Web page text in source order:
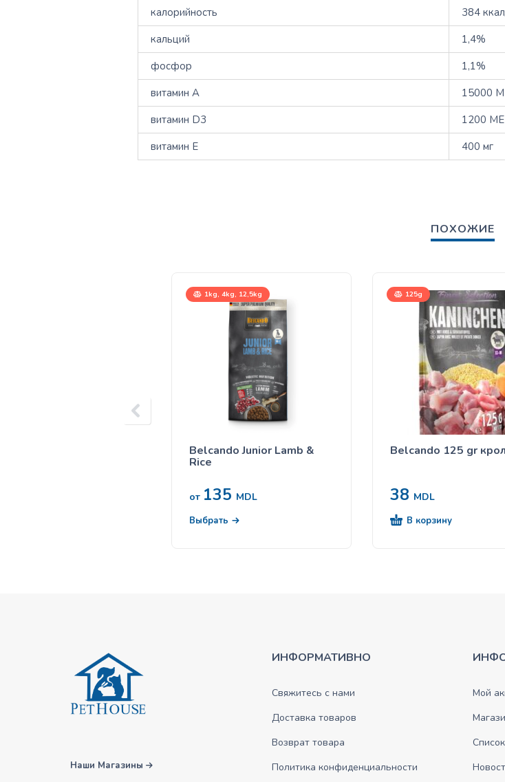
калорийность
384
кальций
1,4%
фосфор
1,1%
витамин А
15000
витамин D3
1200 МЕ
витамин Е
400 мг
ПОХОЖИЕ
1kg, 4kg, 12,5kg
Belcando Junior Lamb &
Rice
от 135 MDL
Выбрать
125g
Belcando 125 gr
38 MDL
В корзину
Наши Магазины
ИНФОРМАТИВНО
Свяжитесь с нами
Доставка товаров
Возврат товара
Политика конфиденциальности
Мой